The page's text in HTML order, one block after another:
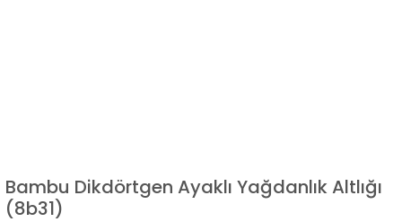
Bambu Dikdörtgen Ayaklı Yağdanlık Altlığı
(8b31)